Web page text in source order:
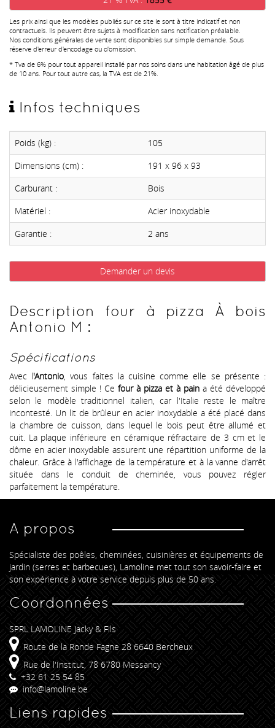
Les prix ainsi que les modèles publiés sur ce site le sont à titre indicatif et non
contractuels. Ils peuvent être sujets à modification sans notification préalable.
Nos conditions générales de vente sont disponibles sur simple demande. Sous
réserve d'erreur d'encodage ou d'omission.
* Tva de 6% pour tout appareil installé par nos soins dans une habitation âgé de plus
de 10 ans. Pour tout autre cas, la TVA est de 21%.
Infos techniques
Poids (kg) :
105
Dimensions (cm) :
191 x 96 x 93
Carburant :
Bois
Matériel :
Acier inoxydable
Garantie :
2 ans
Demander un devis
Description four à pizza À bois
Antonio M :
Spécifications
Avec l'Antonio , vous faites la cuisine comme elle se présente :
délicieusement simple ! Ce four à pizza et à pain a été développé
selon le modèle traditionnel italien, car l'Italie reste le maître
incontesté. Un lit de brûleur en acier inoxydable a été placé dans
la chambre de cuisson, dans lequel le bois peut être allumé et
cuit. La plaque inférieure en céramique réfractaire de 3 cm et le
dôme en acier inoxydable assurent une répartition uniforme de la
chaleur. Grâce à l'affichage de la température et à la vanne d'arrêt
située dans le conduit de cheminée, vous pouvez régler
parfaitement la température.
A propos
Spécialiste des poêles, cheminées, cuisinières et équipements de
jardin (serres et barbecues), Lamoline met tout son savoir-faire et
son expérience à votre service depuis plus de 50 ans.
Coordonnées
SPRL LAMOLINE Jacky & Fils
Route de la Ronde Fagne 28 6640 Bercheux
Rue de l'Institut, 78 6780 Messancy
+32 61 25 54 85
info@lamoline.be
Liens rapides